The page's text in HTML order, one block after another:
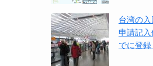
台湾の
申請記入
でに登録